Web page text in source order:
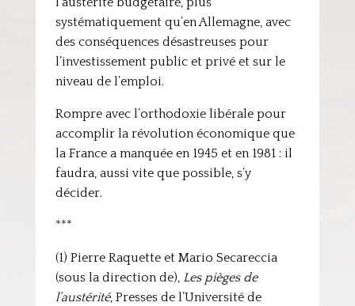
systématiquement qu’en Allemagne, avec
des conséquences désastreuses pour
l’investissement public et privé et sur le
niveau de l’emploi.
Rompre avec l’orthodoxie libérale pour
accomplir la révolution économique que
la France a manquée en 1945 et en 1981 : il
faudra, aussi vite que possible, s’y
décider.
***
(1) Pierre Raquette et Mario Secareccia
(sous la direction de), Les pièges de
l’austérité, Presses de l’Université de